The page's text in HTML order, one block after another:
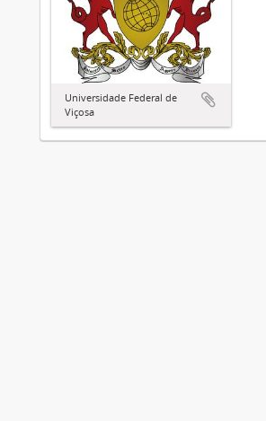
Universidade Federal de
Viçosa